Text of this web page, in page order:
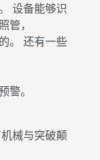
设备能够识
管，
。 还有一些
警。
械与突破颠